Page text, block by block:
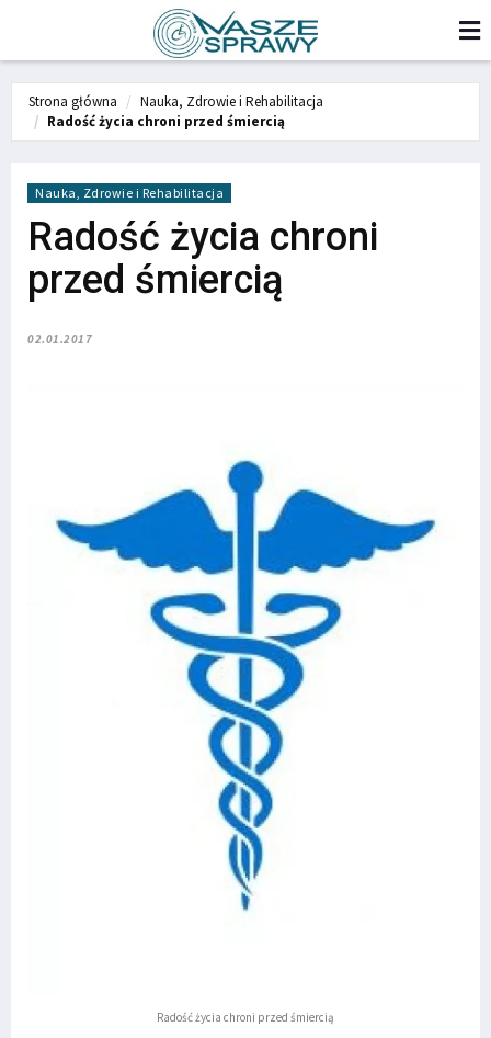
Strona główna
Nauka, Zdrowie i Rehabilitacja
Radość życia chroni przed śmiercią
Nauka, Zdrowie i Rehabilitacja
Radość życia chroni
przed śmiercią
02.01.2017
Radość życia chroni przed śmiercią